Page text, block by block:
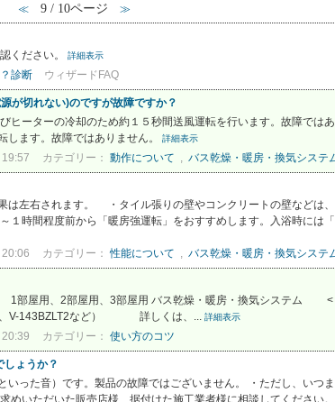
≪ 9 / 10ページ ≫
ください。
詳細表示
診断 ウィザードFAQ
が切れない)のですが故障ですか？
ーターの冷却のため約１５秒間送風運転を行います。故障ではあ
します。故障ではありません。
詳細表示
カテゴリー： 動作について , バス乾燥・暖房・換気システ
は左右されます。 ・タイル張りの壁やコンクリートの壁などは
１時間程度前から「暖房強運転」をおすすめします。入浴時には
カテゴリー：性能について , バス乾燥・暖房・換気システ
1部屋用、2部屋用、3部屋用 バス乾燥・暖房・換気システム <
、V-143BZLT2など） 詳しくは、... 詳細表示
カテゴリー： 使い方のコツ
ょうか？
いった音）です。製品の故障ではございません。 ・ただし、いつ
めいただいた販売店様、据付けた施工業者様に相談してくださ